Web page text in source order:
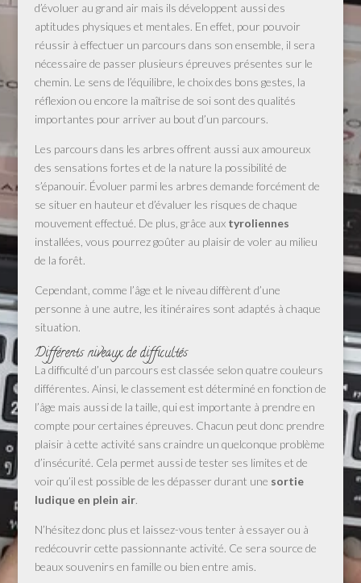
d’évoluer au grand air mais ils développent aussi des
aptitudes physiques et mentales. En effet, pour pouvoir
réussir à effectuer un parcours dans son ensemble, il sera
nécessaire de passer plusieurs épreuves présentes sur le
chemin. Le sens de l’équilibre, le choix des bons gestes, la
réflexion ou encore la maîtrise de soi sont des qualités
importantes pour arriver au bout d’un parcours.
Les parcours dans les arbres offrent aussi aux amoureux
des sensations fortes et de la nature la possibilité de
s’épanouir. Évoluer parmi les arbres demande forcément de
se situer en hauteur et d’évaluer les risques de chaque
mouvement effectué. De plus, grâce aux tyroliennes
installées, vous pourrez goûter au plaisir de voler au milieu
de la forêt.
Cependant, comme l’âge et le niveau diffèrent d’une
personne à une autre, les itinéraires sont adaptés à chaque
situation.
Différents niveaux de difficultés
La difficulté d’un parcours est classée selon quatre couleurs
différentes. Ainsi, le classement est déterminé en fonction de
l’âge mais aussi de la taille, qui est importante à prendre en
compte pour certaines épreuves. Chacun peut donc prendre
plaisir à cette activité sans craindre un quelconque problème
d’insécurité. Cela permet aussi de tester ses limites et de
voir qu’il est possible de les dépasser durant une sortie
ludique en plein air.
N’hésitez donc plus et laissez-vous tenter à essayer ou à
redécouvrir cette passionnante activité. Ce sera source de
beaux souvenirs en famille ou bien entre amis.